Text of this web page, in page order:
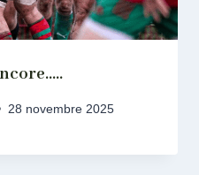
28 novembre 2025